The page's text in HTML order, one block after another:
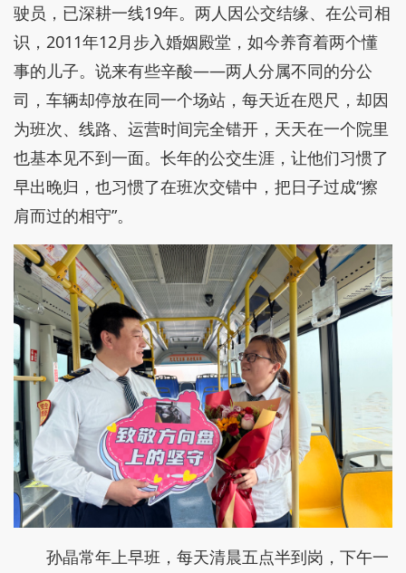
驶员，已深耕一线19年。两人因公交结缘、在公司相
识，2011年12月步入婚姻殿堂，如今养育着两个懂
事的儿子。说来有些辛酸——两人分属不同的分公
司，车辆却停放在同一个场站，每天近在咫尺，却因
为班次、线路、运营时间完全错开，天天在一个院里
也基本见不到一面。长年的公交生涯，让他们习惯了
早出晚归，也习惯了在班次交错中，把日子过成“擦
肩而过的相守”。
孙晶常年上早班，每天清晨五点半到岗，下午一